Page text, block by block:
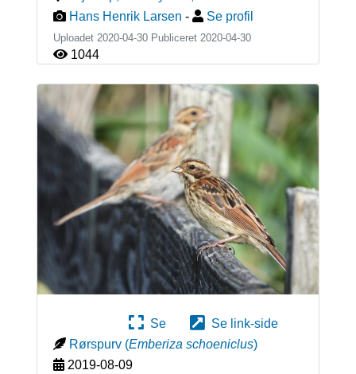
Hans Henrik Larsen - Se profil
Uploadet 2020-04-30 Publiceret 2020-04-30
1044
Se
Se link-side
Rørspurv (Emberiza schoeniclus)
2019-08-09